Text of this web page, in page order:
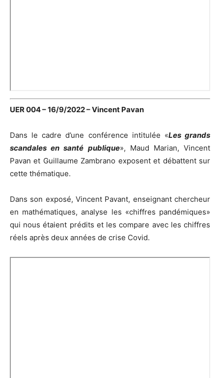
UER 004 – 16/9/2022 – Vincent Pavan
Dans le cadre d’une conférence intitulée «Les grands
scandales en santé publique», Maud Marian, Vincent
Pavan et Guillaume Zambrano exposent et débattent sur
cette thématique.
Dans son exposé, Vincent Pavant, enseignant chercheur
en mathématiques, analyse les «chiffres pandémiques»
qui nous étaient prédits et les compare avec les chiffres
réels après deux années de crise Covid.